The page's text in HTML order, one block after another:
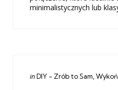
minimalistycznych lub
Categories
Posted
inDIY - Zrób to Sam